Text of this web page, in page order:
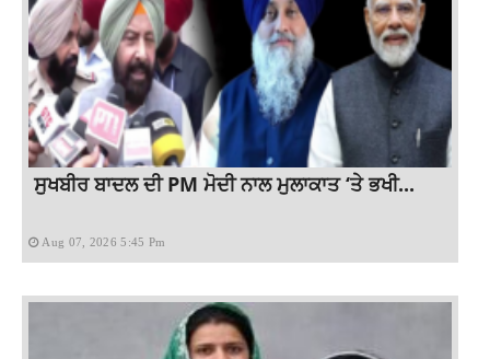
ਸੁਖਬੀਰ ਬਾਦਲ ਦੀ PM ਮੋਦੀ ਨਾਲ ਮੁਲਾਕਾਤ ‘ਤੇ ਭਖੀ...
Aug 07, 2026 5:45 Pm